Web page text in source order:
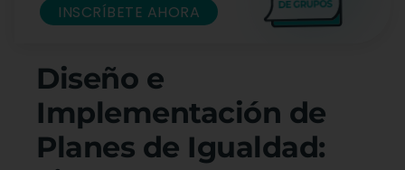
Diseño e
Implementación de
Planes de Igualdad:
INSCRÍBETE AHORA